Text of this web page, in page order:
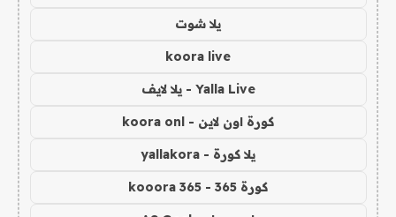
يلا شوت
koora live
Yalla Live - يلا لايف
كورة اون لاين - koora onl
يلا كورة - yallakora
كورة 365 - kooora 365